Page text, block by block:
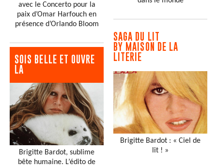
avec le Concerto pour la
paix d’Omar Harfouch en
présence d’Orlando Bloom
SOIS BELLE ET OUVRE
LA
Brigitte Bardot, sublime
bête humaine. L’édito de
SAGA DU LIT
BY MAISON DE LA
LITERIE
Brigitte Bardot : « Ciel de
lit ! »